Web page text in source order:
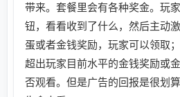
带来。套餐里会有各种奖金。玩
钮，看看收到了什么，然后主动
蛋或者金钱奖励，玩家可以领取
超出玩家目前水平的金钱奖励或
否观看。但是广告的回报是很划